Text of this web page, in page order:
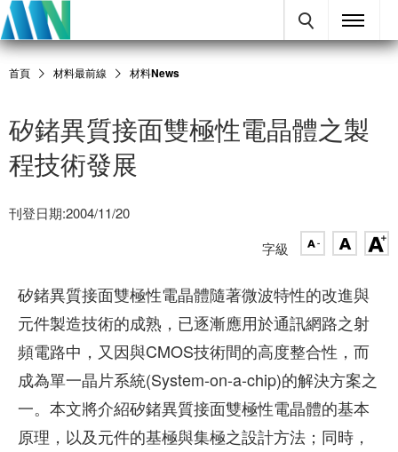
首頁 材料最前線 材料News
矽鍺異質接面雙極性電晶體之製
程技術發展
刊登日期:2004/11/20
字級
矽鍺異質接面雙極性電晶體隨著微波特性的改進與
元件製造技術的成熟，已逐漸應用於通訊網路之射
頻電路中，又因與CMOS技術間的高度整合性，而
成為單一晶片系統(System-on-a-chip)的解決方案之
一。本文將介紹矽鍺異質接面雙極性電晶體的基本
原理，以及元件的基極與集極之設計方法；同時，